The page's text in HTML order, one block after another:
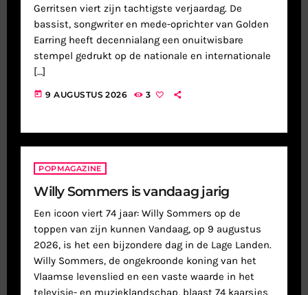
Gerritsen viert zijn tachtigste verjaardag. De
bassist, songwriter en mede-oprichter van Golden
Earring heeft decennialang een onuitwisbare
stempel gedrukt op de nationale en internationale
[…]
today 9 AUGUSTUS 2026 3
POPMAGAZINE
Willy Sommers is vandaag jarig
Een icoon viert 74 jaar: Willy Sommers op de
toppen van zijn kunnen Vandaag, op 9 augustus
2026, is het een bijzondere dag in de Lage Landen.
Willy Sommers, de ongekroonde koning van het
Vlaamse levenslied en een vaste waarde in het
televisie- en muzieklandschap, blaast 74 kaarsjes